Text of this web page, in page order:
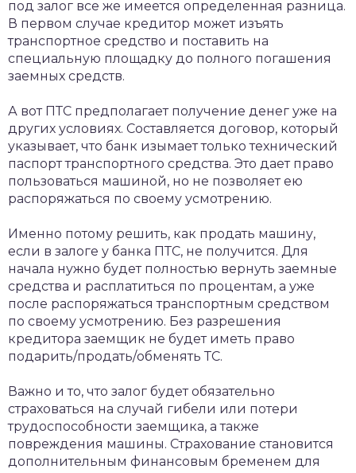
под залог все же имеется определенная разница.
В первом случае кредитор может изъять
транспортное средство и поставить на
специальную площадку до полного погашения
заемных средств.
А вот ПТС предполагает получение денег уже на
других условиях. Составляется договор, который
указывает, что банк изымает только технический
паспорт транспортного средства. Это дает право
пользоваться машиной, но не позволяет ею
распоряжаться по своему усмотрению.
Именно потому решить, как продать машину,
если в залоге у банка ПТС, не получится. Для
начала нужно будет полностью вернуть заемные
средства и расплатиться по процентам, а уже
после распоряжаться транспортным средством
по своему усмотрению. Без разрешения
кредитора заемщик не будет иметь право
подарить/продать/обменять ТС.
Важно и то, что залог будет обязательно
страховаться на случай гибели или потери
трудоспособности заемщика, а также
повреждения машины. Страхование становится
дополнительным финансовым бременем для